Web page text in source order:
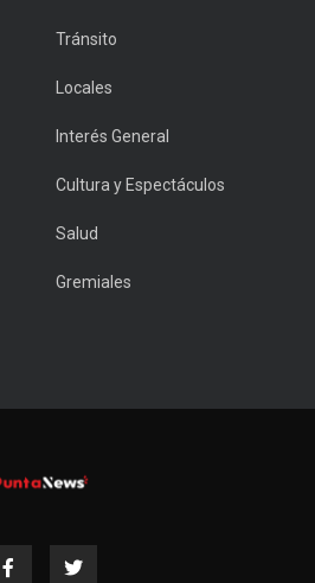
Tránsito
Locales
Interés General
Cultura y Espectáculos
Salud
Gremiales